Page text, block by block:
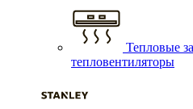
Тепловые
тепловентиляторы